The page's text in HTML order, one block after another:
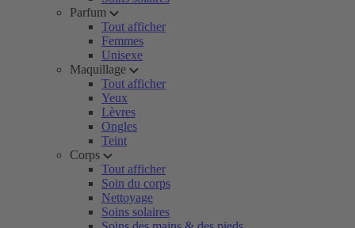
Parfum
Tout afficher
Femmes
Unisexe
Maquillage
Tout afficher
Yeux
Lèvres
Ongles
Teint
Corps
Tout afficher
Soin du corps
Nettoyage
Soins solaires